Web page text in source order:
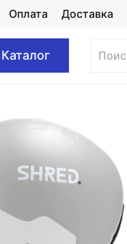
Оплата Доставка
Каталог